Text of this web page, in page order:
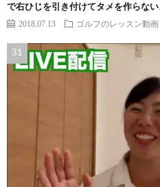
で右ひじを引き付けてタメを作らない
2018.07.13 ゴルフのレッスン動画